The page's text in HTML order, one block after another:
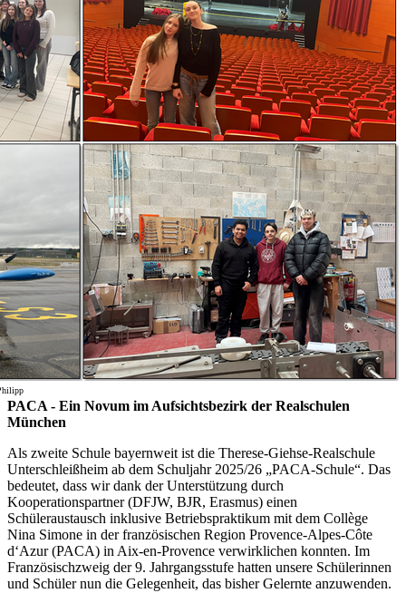
PACA - Ein Novum im Aufsichtsbezirk der Realschulen
München
Als zweite Schule bayernweit ist die Therese-Giehse-Realschule
Unterschleißheim ab dem Schuljahr 2025/26 „PACA-Schule“. Das
bedeutet, dass wir dank der Unterstützung durch
Kooperationspartner (DFJW, BJR, Erasmus) einen
Schüleraustausch inklusive Betriebspraktikum mit dem Collège
Nina Simone in der französischen Region Provence-Alpes-Côte
d‘Azur (PACA) in Aix-en-Provence verwirklichen konnten. Im
Französischzweig der 9. Jahrgangsstufe hatten unsere Schülerinnen
und Schüler nun die Gelegenheit, das bisher Gelernte anzuwenden.